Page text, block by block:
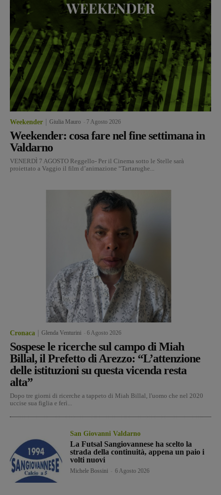
Weekender Giulia Mauro 7 Agosto 2026
Weekender: cosa fare nel fine settimana in
Valdarno
VENERDÌ 7 AGOSTO Reggello- Per il Cinema sotto le Stelle sarà
proiettato a Vaggio il film d’animazione “Tartarughe...
Cronaca Glenda Venturini 6 Agosto 2026
Sospese le ricerche sul campo di Miah
Billal, il Prefetto di Arezzo: “L’attenzione
delle istituzioni su questa vicenda resta
alta”
Dopo tre giorni di ricerche a tappeto di Miah Billal, l'uomo che nel 2020
uccise sua figlia e ferì...
San Giovanni Valdarno
La Futsal Sangiovannese ha scelto la
strada della continuità, appena un paio i
volti nuovi
Michele Bossini 6 Agosto 2026